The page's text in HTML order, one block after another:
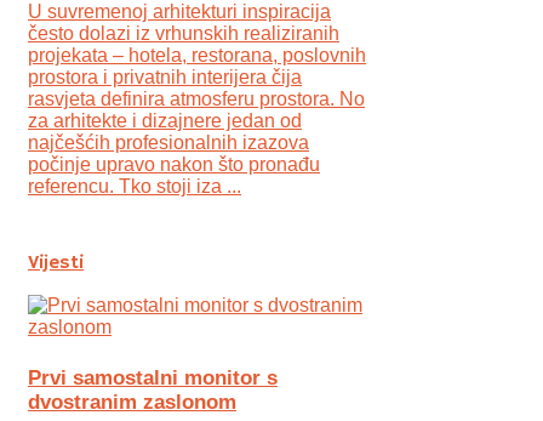
U suvremenoj arhitekturi inspiracija
često dolazi iz vrhunskih realiziranih
projekata – hotela, restorana, poslovnih
prostora i privatnih interijera čija
rasvjeta definira atmosferu prostora. No
za arhitekte i dizajnere jedan od
najčešćih profesionalnih izazova
počinje upravo nakon što pronađu
referencu. Tko stoji iza ...
Vijesti
Prvi samostalni monitor s
dvostranim zaslonom